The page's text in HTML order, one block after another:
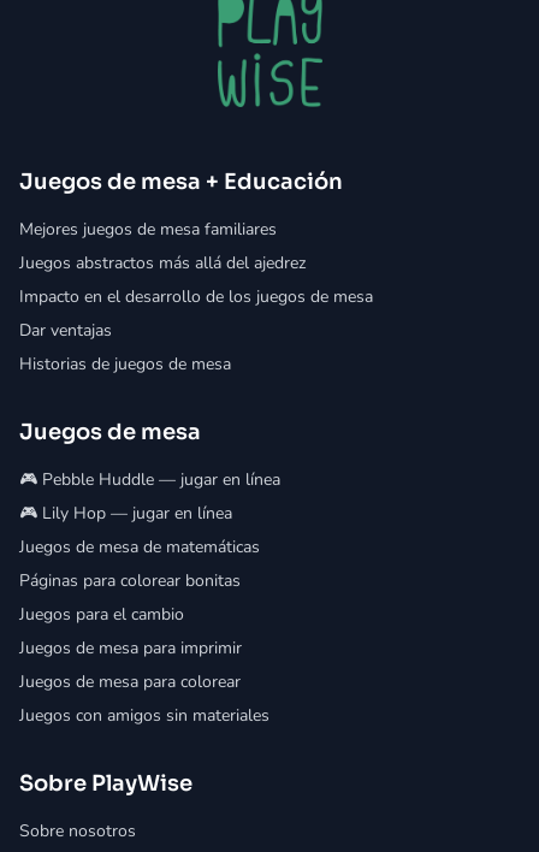
Juegos de mesa + Educación
Mejores juegos de mesa familiares
Juegos abstractos más allá del ajedrez
Impacto en el desarrollo de los juegos de mesa
Dar ventajas
Historias de juegos de mesa
Juegos de mesa
🎮 Pebble Huddle — jugar en línea
🎮 Lily Hop — jugar en línea
Juegos de mesa de matemáticas
Páginas para colorear bonitas
Juegos para el cambio
Juegos de mesa para imprimir
Juegos de mesa para colorear
Juegos con amigos sin materiales
Sobre PlayWise
Sobre nosotros